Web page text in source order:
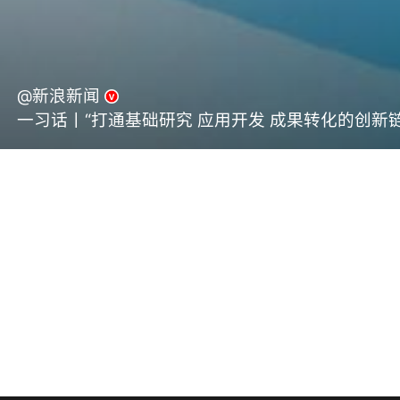
@新浪新闻
一习话丨“打通基础研究 应用开发 成果转化的创新